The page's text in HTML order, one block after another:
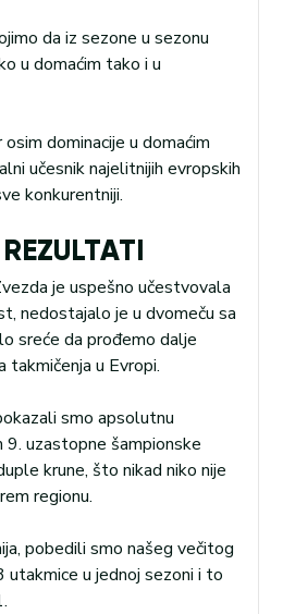
da iz sezone u sezonu
u domaćim tako i u
dominacije u domaćim
učesnik najelitnijih evropskih
konkurentniji.
je uspešno učestvovala
nedostajalo je u dvomeču sa
sreće da prođemo dalje
u Evropi.
smo apsolutnu
9. uzastopne šampionske
krune, što nikad niko nije
regionu.
pobedili smo našeg večitog
utakmice u jednoj sezoni i to